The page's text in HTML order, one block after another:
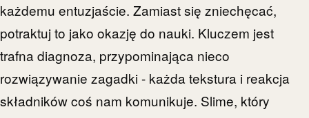
każdemu entuzjaście. Zamiast się zniechęcać,
potraktuj to jako okazję do nauki. Kluczem jest
trafna diagnoza, przypominająca nieco
rozwiązywanie zagadki - każda tekstura i reakcja
składników coś nam komunikuje. Slime, który